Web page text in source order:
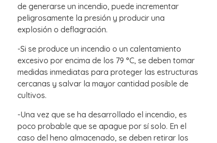
de generarse un incendio, puede incrementar
peligrosamente la presión y producir una
explosión o deflagración.
-Si se produce un incendio o un calentamiento
excesivo por encima de los 79 °C, se deben tomar
medidas inmediatas para proteger las estructuras
cercanas y salvar la mayor cantidad posible de
cultivos.
-Una vez que se ha desarrollado el incendio, es
poco probable que se apague por sí solo. En el
caso del heno almacenado, se deben retirar los